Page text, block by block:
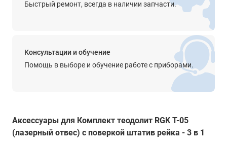
Прочее
Крепление на штатив
Диапазон рабочей температуры
от -20° до +50°С
Быстрый ремонт, всегда в наличии запчасти.
Консультации и обучение
Помощь в выборе и обучение работе с приборами.
Аксессуары для Комплект теодолит RGK T-05
(лазерный отвес) с поверкой штатив рейка - 3 в 1